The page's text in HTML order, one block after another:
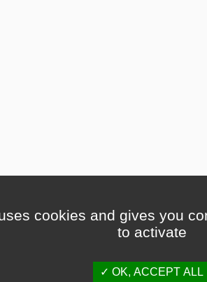
cookies and gives you
to activate
OK, ACCEPT ALL